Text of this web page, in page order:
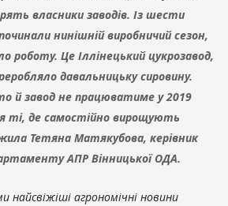
власники заводів. Із шести
нинішній виробничий сезон,
роботу. Це Іллінецький цукрозавод,
давальницьку сировину.
й завод не працюватиме у 2019
ті, де самостійно вирощують
Тетяна Матякубова, керівник
АПР Вінницької ОДА.
найсвіжіші агрономічні новини